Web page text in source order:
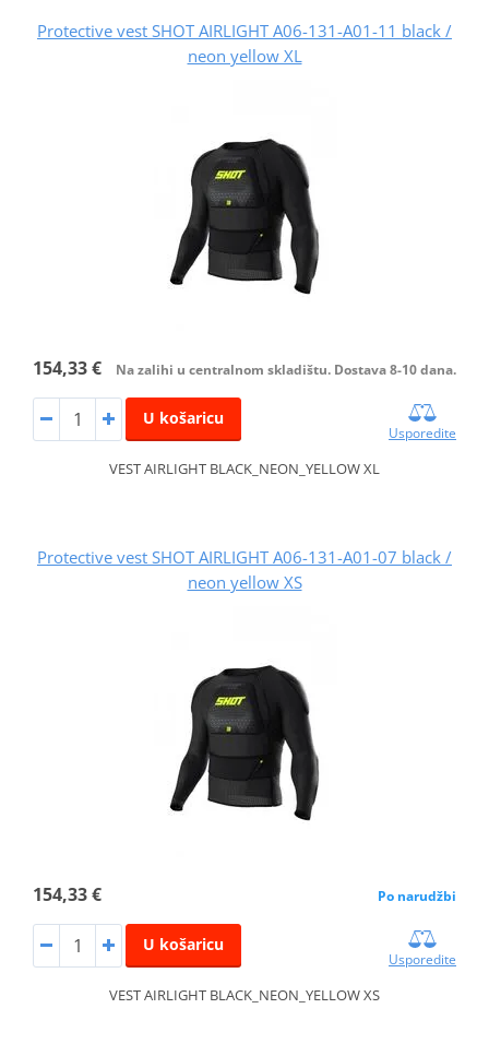
Protective vest SHOT AIRLIGHT A06-131-A01-11 black /
neon yellow XL
154,33 € Na zalihi u centralnom skladištu. Dostava 8-10 dana.
U košaricu
Usporedite
VEST AIRLIGHT BLACK_NEON_YELLOW XL
Protective vest SHOT AIRLIGHT A06-131-A01-07 black /
neon yellow XS
154,33 € Po narudžbi
U košaricu
Usporedite
VEST AIRLIGHT BLACK_NEON_YELLOW XS